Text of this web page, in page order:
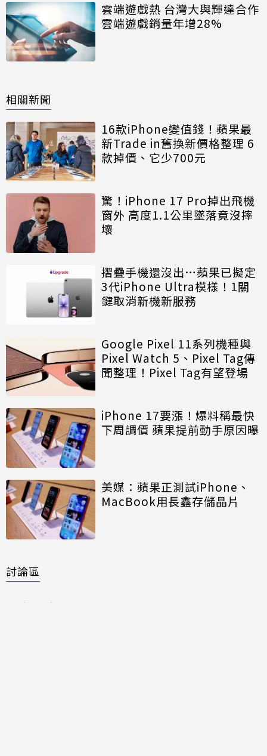
雲端遊戲熱 台灣大與輝達合作
雲端遊戲銷量年增28%
相關新聞
16款iPhone變值錢！蘋果最
新Trade in舊換新價格整理 6
款掉價、它少700元
驚！iPhone 17 Pro掉出飛機
窗外 高度1.1公里墜落竟沒摔
壞
摺疊手機還沒出…蘋果已擬定
3代iPhone Ultra模樣！1關
鍵取消新機新服務
Google Pixel 11系列機種與
Pixel Watch 5、Pixel Tag傳
聞整理！Pixel Tag有望登場
iPhone 17要漲！爆料稱最快
下周調價 蘋果提前動手原因曝
美媒：蘋果正測試iPhone、
MacBook用長鑫存儲晶片
討論區
共有 則留言